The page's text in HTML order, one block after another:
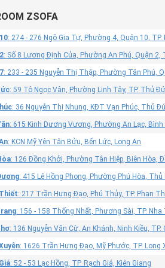
ZSOFA
: 274 - 276 Ngô Gia Tự, Phường 4, Quận 10, TP.
: Số 8 Lương Định Của, Phường An Phú, Quận 2,
: 233 - 235 Nguyễn Thị Thập, Phường Tân Phú,
: 59 Tô Ngọc Vân, Phường Linh Tây, TP. Thủ
: 36 Nguyễn Thị Nhung, KĐT Vạn Phúc, Thủ
: 615 Kinh Dương Vương, Phường An Lạc, Bình
: KCN Mỹ Yên Tân Bửu, Bến Lức, Long An
: 126 Đồng Khởi, Phường Tân Hiệp, Biên Hòa,
: 415 Lê Hồng Phong, Phường Phú Hòa,
: 217 Trần Hưng Đạo, Phú Thủy, TP. Phan
: 156 - 158 Thống Nhất, Phương Sài, TP.
: 136 Nguyễn Văn Cừ, An Khánh, Ninh Kiều,
: 1626 Trần Hưng Đạo, Mỹ Phước, TP. Long
: 52 - 53 Lạc Hồng, TP. Rạch Giá, Kiên Giang